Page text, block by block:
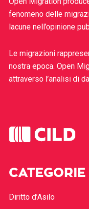
fenomeno delle
lacune nell’opinione
Le migrazioni
nostra epoca. Open
attraverso l’analisi di
CATEGORIE
Diritto d’Asilo